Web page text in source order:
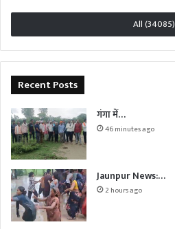
All (34085)
Recent Posts
गंगा में…
46 minutes ago
Jaunpur News:…
2 hours ago